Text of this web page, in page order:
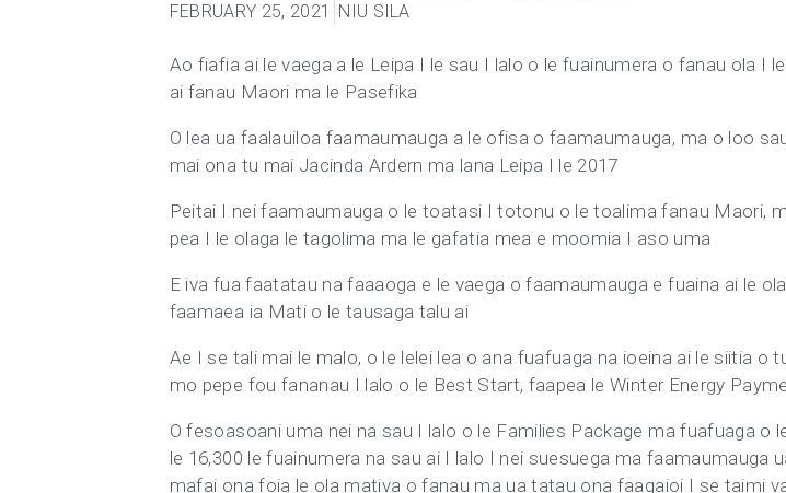
FEBRUARY 25, 2021 NIU SILA
Ao fiafia ai le vaega a le Leipa I le sau I lalo o le fuainumera o fanau ola I
ai fanau Maori ma le Pasefika
O lea ua faalauiloa faamaumauga a le ofisa o faamaumauga, ma o loo
mai ona tu mai Jacinda Ardern ma lana Leipa I le 2017
Peitai I nei faamaumauga o le toatasi I totonu o le toalima fanau Maori,
pea I le olaga le tagolima ma le gafatia mea e moomia I aso uma
E iva fua faatatau na faaaoga e le vaega o faamaumauga e fuaina ai le
faamaea ia Mati o le tausaga talu ai
Ae I se tali mai le malo, o le lelei lea o ana fuafuaga na ioeina ai le siitia o
mo pepe fou fananau I lalo o le Best Start, faapea le Winter Energy
O fesoasoani uma nei na sau I lalo o le Families Package ma fuafuaga o
le 16,300 le fuainumera na sau ai I lalo I nei suesuega ma
mafai ona foia le ola mativa o fanau ma ua tatau ona faagaioi I se taimi